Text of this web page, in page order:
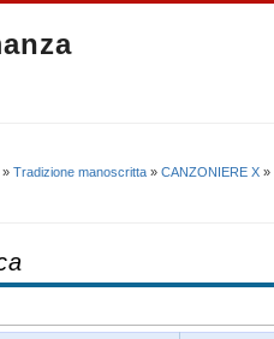
» Tradizione manoscritta » CANZONIERE X »